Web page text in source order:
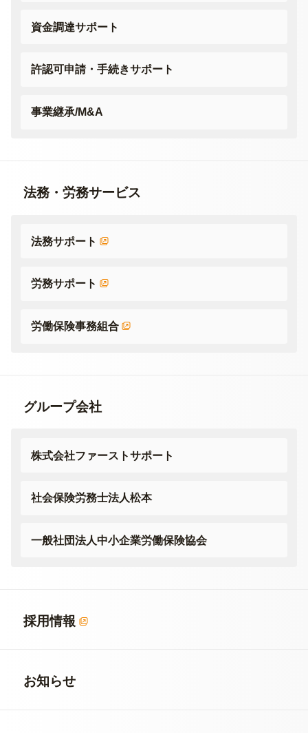
資金調達サポート
許認可申請・手続きサポート
事業継承/M&A
法務・労務サービス
法務サポート
労務サポート
労働保険事務組合
グループ会社
株式会社ファーストサポート
社会保険労務士法人松本
一般社団法人中小企業労働保険協会
採用情報
お知らせ